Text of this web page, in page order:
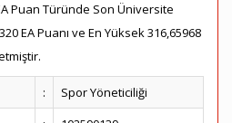
Puan Türünde Son Üniversite
EA Puanı ve En Yüksek 316,65968
:
Spor Yöneticiliği